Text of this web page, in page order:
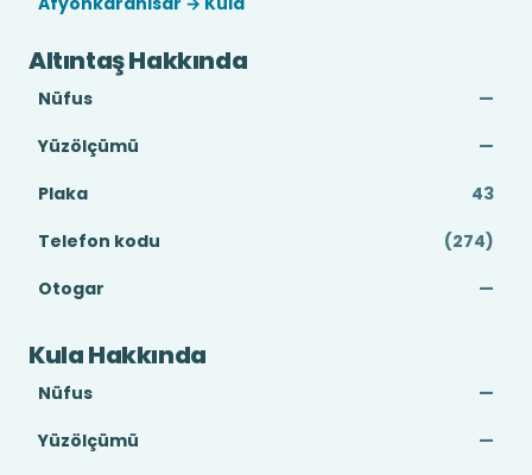
Altıntaş Hakkında
Nüfus
—
Yüzölçümü
—
Plaka
43
Telefon kodu
(274)
Otogar
—
Kula Hakkında
Nüfus
—
Yüzölçümü
—